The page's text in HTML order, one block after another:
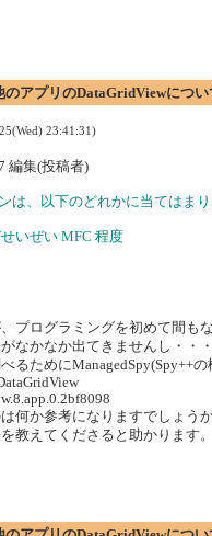
のアプリのDataGridViewについ
23:41:31)
編集(投稿者)
は、以下のどれかに当てはまり
いぜい MFC 程度
プログラミングを初めて間も
なかなか出てきませんし・・・
るためにManagedSpy(Spy++
何か参考になりますでしょう
教えてくださると助かります。